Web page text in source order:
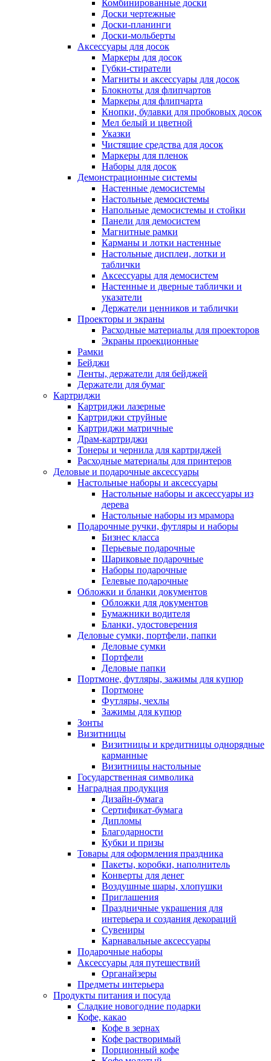
Комбинированные доски
Доски чертежные
Доски-планинги
Доски-мольберты
Аксессуары для досок
Маркеры для досок
Губки-стиратели
Магниты и аксессуары для досок
Блокноты для флипчартов
Маркеры для флипчарта
Кнопки, булавки для пробковых досок
Мел белый и цветной
Указки
Чистящие средства для досок
Маркеры для пленок
Наборы для досок
Демонстрационные системы
Настенные демосистемы
Настольные демосистемы
Напольные демосистемы и стойки
Панели для демосистем
Магнитные рамки
Карманы и лотки настенные
Настольные дисплеи, лотки и
таблички
Аксессуары для демосистем
Настенные и дверные таблички и
указатели
Держатели ценников и таблички
Проекторы и экраны
Расходные материалы для проекторов
Экраны проекционные
Рамки
Бейджи
Ленты, держатели для бейджей
Держатели для бумаг
Картриджи
Картриджи лазерные
Картриджи струйные
Картриджи матричные
Драм-картриджи
Тонеры и чернила для картриджей
Расходные материалы для принтеров
Деловые и подарочные аксессуары
Настольные наборы и аксессуары
Настольные наборы и аксессуары из
дерева
Настольные наборы из мрамора
Подарочные ручки, футляры и наборы
Бизнес класса
Перьевые подарочные
Шариковые подарочные
Наборы подарочные
Гелевые подарочные
Обложки и бланки документов
Обложки для документов
Бумажники водителя
Бланки, удостоверения
Деловые сумки, портфели, папки
Деловые сумки
Портфели
Деловые папки
Портмоне, футляры, зажимы для купюр
Портмоне
Футляры, чехлы
Зажимы для купюр
Зонты
Визитницы
Визитницы и кредитницы однорядные
карманные
Визитницы настольные
Государственная символика
Наградная продукция
Дизайн-бумага
Сертификат-бумага
Дипломы
Благодарности
Кубки и призы
Товары для оформления праздника
Пакеты, коробки, наполнитель
Конверты для денег
Воздушные шары, хлопушки
Приглашения
Праздничные украшения для
интерьера и создания декораций
Сувениры
Карнавальные аксессуары
Подарочные наборы
Аксессуары для путешествий
Органайзеры
Предметы интерьера
Продукты питания и посуда
Сладкие новогодние подарки
Кофе, какао
Кофе в зернах
Кофе растворимый
Порционный кофе